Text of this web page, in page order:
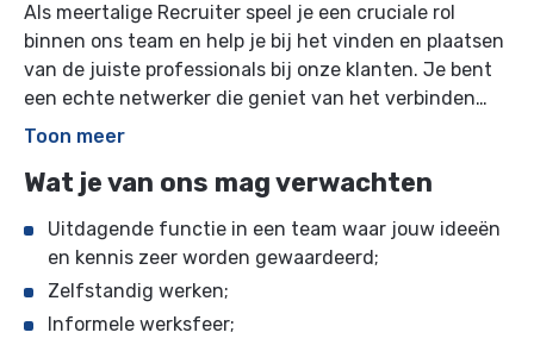
Als meertalige Recruiter speel je een cruciale rol
binnen ons team en help je bij het vinden en plaatsen
van de juiste professionals bij onze klanten. Je bent
een echte netwerker die geniet van het verbinden
met internationale medewerkers en hebt oog voor de
Toon meer
Wat je van ons mag verwachten
Uitdagende functie in een team waar jouw ideeën
en kennis zeer worden gewaardeerd;
Zelfstandig werken;
Informele werksfeer;